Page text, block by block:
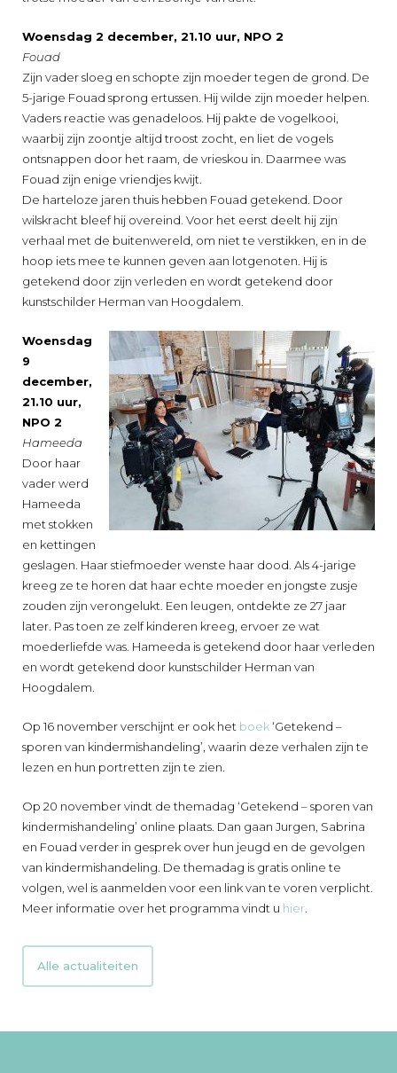
Woensdag 2 december, 21.10 uur, NPO 2
Fouad
Zijn vader sloeg en schopte zijn moeder tegen de grond. De
5-jarige Fouad sprong ertussen. Hij wilde zijn moeder helpen.
Vaders reactie was genadeloos. Hij pakte de vogelkooi,
waarbij zijn zoontje altijd troost zocht, en liet de vogels
ontsnappen door het raam, de vrieskou in. Daarmee was
Fouad zijn enige vriendjes kwijt.
De harteloze jaren thuis hebben Fouad getekend. Door
wilskracht bleef hij overeind. Voor het eerst deelt hij zijn
verhaal met de buitenwereld, om niet te verstikken, en in de
hoop iets mee te kunnen geven aan lotgenoten. Hij is
getekend door zijn verleden en wordt getekend door
kunstschilder Herman van Hoogdalem.
Woensdag
9
december,
21.10 uur,
NPO 2
Hameeda
Door haar
vader werd
Hameeda
met stokken
en kettingen
geslagen. Haar stiefmoeder wenste haar dood. Als 4-jarige
kreeg ze te horen dat haar echte moeder en jongste zusje
zouden zijn verongelukt. Een leugen, ontdekte ze 27 jaar
later. Pas toen ze zelf kinderen kreeg, ervoer ze wat
moederliefde was. Hameeda is getekend door haar verleden
en wordt getekend door kunstschilder Herman van
Hoogdalem.
Op 16 november verschijnt er ook het boek‘Getekend –
sporen van kindermishandeling’, waarin deze verhalen zijn te
lezen en hun portretten zijn te zien.
Op 20 november vindt de themadag ‘Getekend – sporen van
kindermishandeling’ online plaats. Dan gaan Jurgen, Sabrina
en Fouad verder in gesprek over hun jeugd en de gevolgen
van kindermishandeling. De themadag is gratis online te
volgen, wel is aanmelden voor een link van te voren verplicht.
Meer informatie over het programma vindt u hier
Alle actualiteiten